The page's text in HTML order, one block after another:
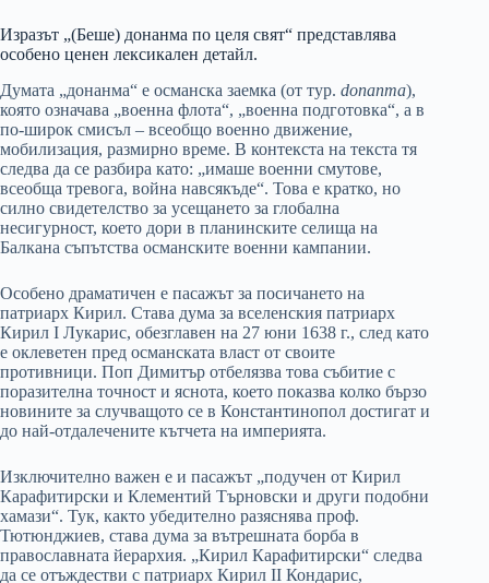
Изразът „(Беше) донанма по целя свят“ представлява
особено ценен лексикален детайл.
Думата „донанма“ е османска заемка (от тур. donanma),
която означава „военна флота“, „военна подготовка“, а в
по-широк смисъл – всеобщо военно движение,
мобилизация, размирно време. В контекста на текста тя
следва да се разбира като: „имаше военни смутове,
всеобща тревога, война навсякъде“. Това е кратко, но
силно свидетелство за усещането за глобална
несигурност, което дори в планинските селища на
Балкана съпътства османските военни кампании.
Особено драматичен е пасажът за посичането на
патриарх Кирил. Става дума за вселенския патриарх
Кирил I Лукарис, обезглавен на 27 юни 1638 г., след като
е оклеветен пред османската власт от своите
противници. Поп Димитър отбелязва това събитие с
поразителна точност и яснота, което показва колко бързо
новините за случващото се в Константинопол достигат и
до най-отдалечените кътчета на империята.
Изключително важен е и пасажът „подучен от Кирил
Карафитирски и Клементий Търновски и други подобни
хамази“. Тук, както убедително разяснява проф.
Тютюнджиев, става дума за вътрешната борба в
православната йерархия. „Кирил Карафитирски“ следва
да се отъждестви с патриарх Кирил II Кондарис,